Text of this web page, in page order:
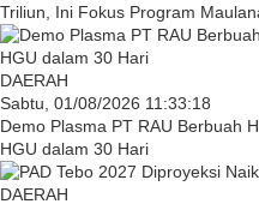
Triliun, Ini Fokus Program
DAERAH
Sabtu, 01/08/2026 11:33:18
Demo Plasma PT RAU Berbuah
HGU dalam 30 Hari
DAERAH